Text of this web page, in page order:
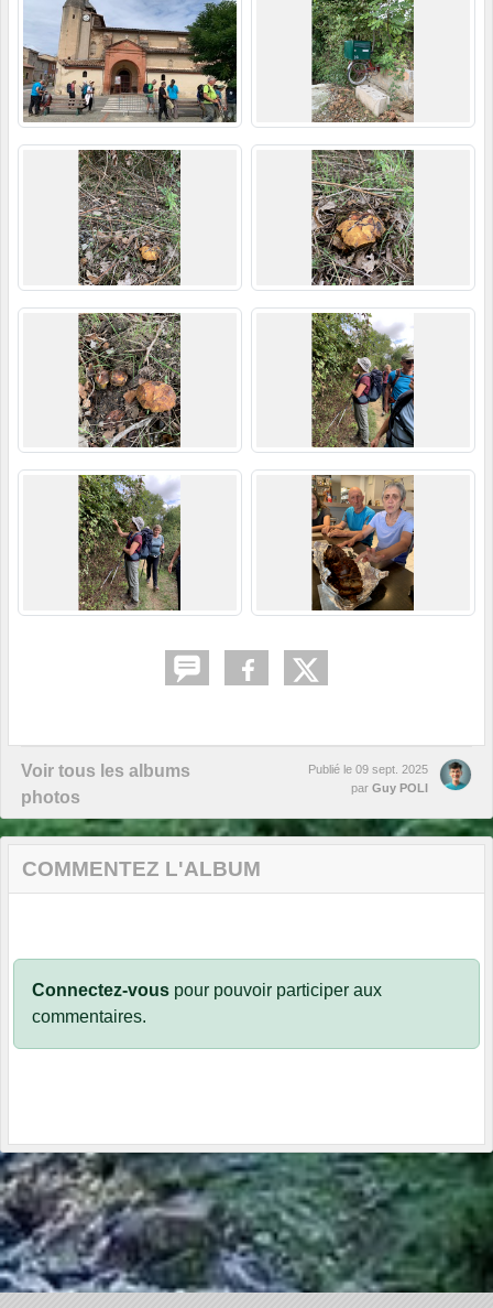
Voir tous les albums
photos
Publié le 09 sept. 2025
par Guy POLI
COMMENTEZ L'ALBUM
Connectez-vous pour pouvoir participer aux
commentaires.